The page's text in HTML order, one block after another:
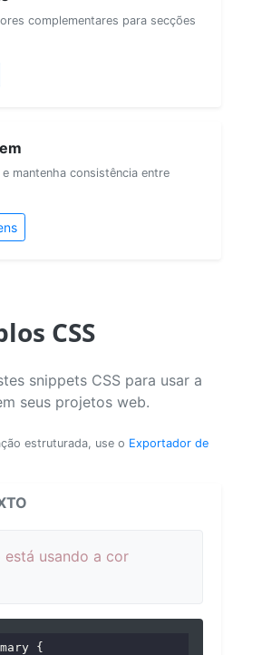
complementares para secções
mantenha consistência entre
CSS
snippets CSS para usar a
seus projetos web.
estruturada, use o Exportador de
está usando a cor
{